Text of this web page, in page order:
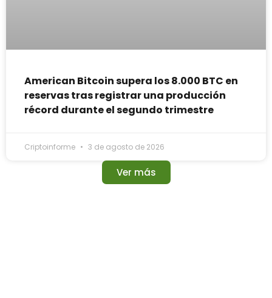
American Bitcoin supera los 8.000 BTC en
reservas tras registrar una producción
récord durante el segundo trimestre
Criptoinforme 3 de agosto de 2026
Ver más